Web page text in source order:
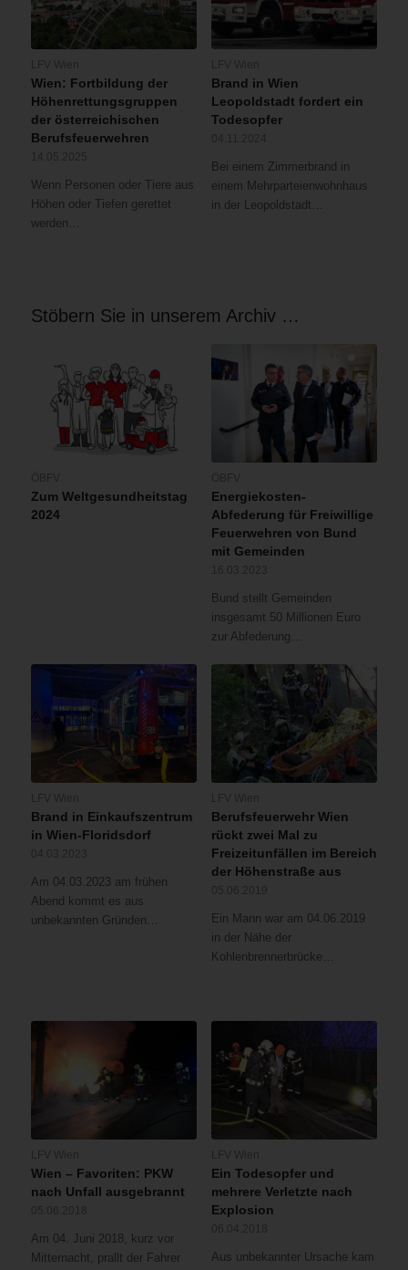
Wien: Fortbildung der
Höhenrettungsgruppen
der österreichischen
Berufsfeuerwehren
Wenn Personen oder Tiere aus
Höhen oder Tiefen gerettet
werden…
Brand in Wien
Leopoldstadt fordert ein
Todesopfer
Bei einem Zimmerbrand in
einem Mehrparteienwohnhaus
in der Leopoldstadt…
Stöbern Sie in unserem Archiv …
Zum Weltgesundheitstag
2024
Energiekosten-
Abfederung für Freiwillige
Feuerwehren von Bund
mit Gemeinden
Bund stellt Gemeinden
insgesamt 50 Millionen Euro
zur Abfederung…
Brand in Einkaufszentrum
in Wien-Floridsdorf
Am 04.03.2023 am frühen
Abend kommt es aus
unbekannten Gründen…
Berufsfeuerwehr Wien
rückt zwei Mal zu
Freizeitunfällen im Bereich
der Höhenstraße aus
Ein Mann war am 04.06.2019
in der Nähe der
Kohlenbrennerbrücke…
Wien – Favoriten: PKW
nach Unfall ausgebrannt
Am 04. Juni 2018, kurz vor
Mitternacht, prallt der Fahrer
Ein Todesopfer und
mehrere Verletzte nach
Explosion
Aus unbekannter Ursache kam